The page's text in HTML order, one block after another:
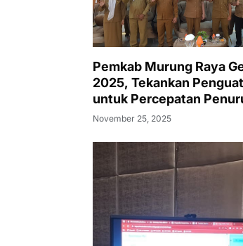
Pemkab Murung Raya
2025, Tekankan
untuk Percepatan
November 25, 2025